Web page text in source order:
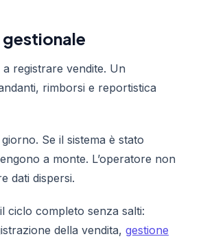
registrare vendite. Un
rimborsi e reportistica
Se il sistema è stato
a monte. L’operatore non
dati dispersi.
ciclo completo senza salti:
della vendita, gestione